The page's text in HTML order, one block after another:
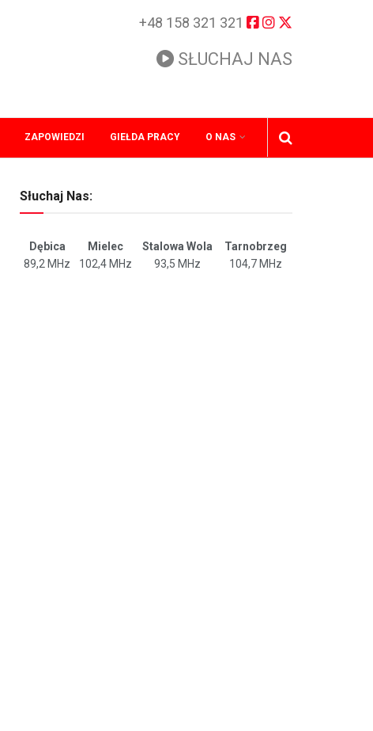
+48 158 321 321
SŁUCHAJ NAS
ZAPOWIEDZI GIEŁDA PRACY O NAS
Słuchaj Nas:
Dębica Mielec Stalowa Wola
Tarnobrzeg
89,2 MHz
102,4 MHz 93,5 MHz 104,7 MHz